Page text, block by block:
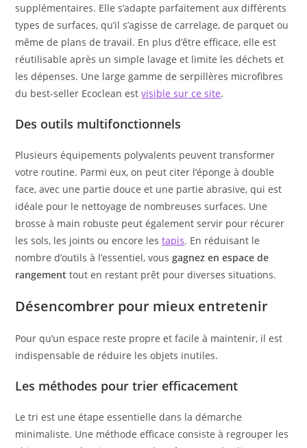
supplémentaires. Elle s’adapte parfaitement aux différents
types de surfaces, qu’il s’agisse de carrelage, de parquet ou
même de plans de travail. En plus d’être efficace, elle est
réutilisable après un simple lavage et limite les déchets et
les dépenses. Une large gamme de serpillères microfibres
du best-seller Ecoclean estvisible sur ce site.
Des outils multifonctionnels
Plusieurs équipements polyvalents peuvent transformer
votre routine. Parmi eux, on peut citer l’éponge à double
face, avec une partie douce et une partie abrasive, qui est
idéale pour le nettoyage de nombreuses surfaces. Une
brosse à main robuste peut également servir pour récurer
les sols, les joints ou encore lestapis. En réduisant le
nombre d’outils à l’essentiel, vousgagnez en espace de
rangementtout en restant prêt pour diverses situations.
Désencombrer pour mieux entretenir
Pour qu’un espace reste propre et facile à maintenir, il est
indispensable de réduire les objets inutiles.
Les méthodes pour trier efficacement
Le tri est une étape essentielle dans la démarche
minimaliste. Une méthode efficace consiste à regrouper les